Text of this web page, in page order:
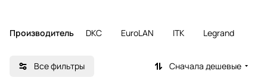
Производитель DKC EuroLAN ITK Legrand
Все фильтры Сначала дешевые